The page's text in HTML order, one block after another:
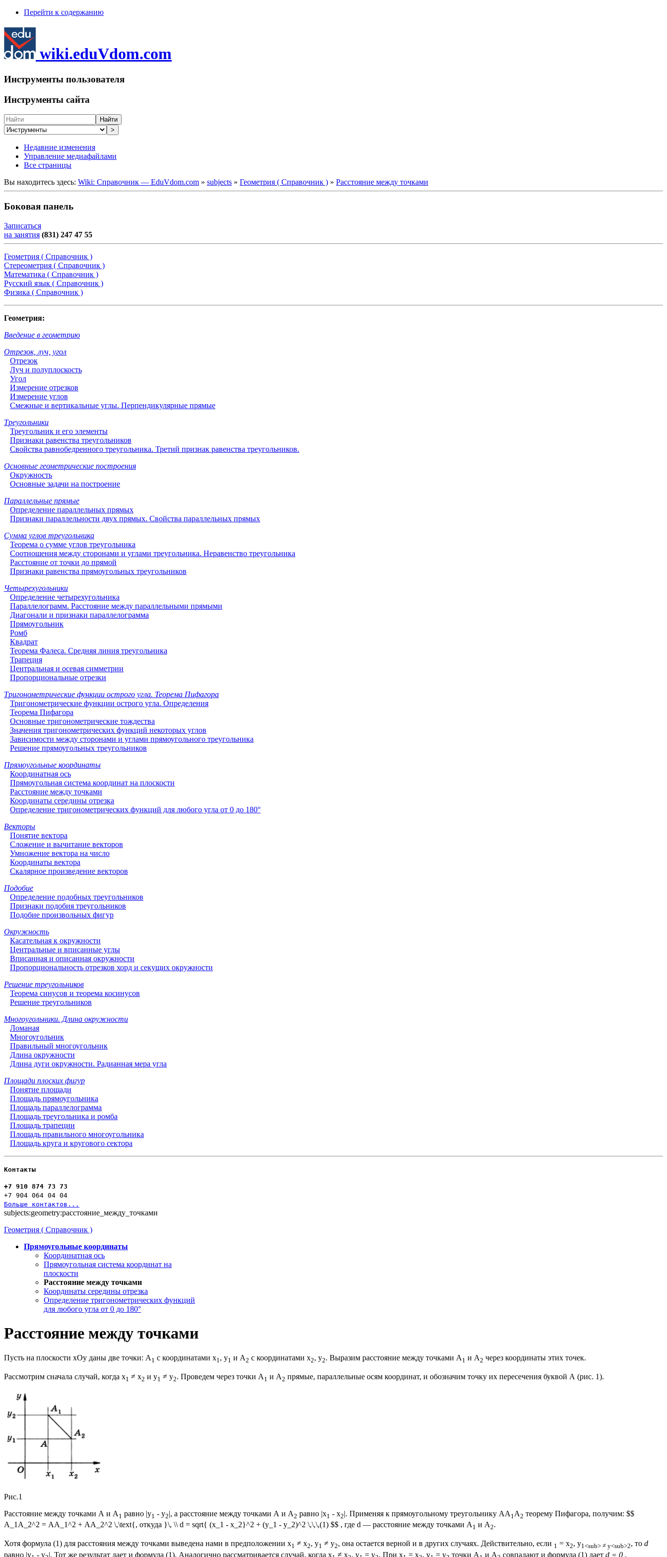
Перейти к содержанию
wiki.eduVdom.com
Инструменты пользователя
Инструменты сайта
Найти
>
Недавние изменения
Управление медиафайлами
Все страницы
Вы находитесь здесь: Wiki: Справочник — EduVdom.com » subjects » Геометрия ( Справочник ) » Расстояние между точками
Боковая панель
Записаться
на занятия (831) 247 47 55
Геометрия ( Справочник )
Стереометрия ( Справочник )
Математика ( Справочник )
Русский язык ( Справочник )
Физика ( Справочник )
Геометрия:
Введение в геометрию
Отрезок, луч, угол
Отрезок
Луч и полуплоскость
Угол
Измерение отрезков
Измерение углов
Смежные и вертикальные углы. Перпендикулярные прямые
Треугольники
Треугольник и его элементы
Признаки равенства треугольников
Свойства равнобедренного треугольника. Третий признак равенства треугольников.
Основные геометрические построения
Окружность
Основные задачи на построение
Параллельные прямые
Определение параллельных прямых
Признаки параллельности двух прямых. Свойства параллельных прямых
Сумма углов треугольника
Теорема о сумме углов треугольника
Соотношения между сторонами и углами треугольника. Неравенство треугольника
Расстояние от точки до прямой
Признаки равенства прямоугольных треугольников
Четырехугольники
Определение четырехугольника
Параллелограмм. Расстояние между параллельными прямыми
Диагонали и признаки параллелограмма
Прямоугольник
Ромб
Квадрат
Теорема Фалеса. Средняя линия треугольника
Трапеция
Центральная и осевая симметрии
Пропорциональные отрезки
Тригонометрические функции острого угла. Теорема Пифагора
Тригонометрические функции острого угла. Определения
Теорема Пифагора
Основные тригонометрические тождества
Значения тригонометрических функций некоторых углов
Зависимости между сторонами и углами прямоугольного треугольника
Решение прямоугольных треугольников
Прямоугольные координаты
Координатная ось
Прямоугольная система координат на плоскости
Расстояние между точками
Координаты середины отрезка
Определение тригонометрических функций для любого угла от 0 до 180°
Векторы
Понятие вектора
Сложение и вычитание векторов
Умножение вектора на число
Координаты вектора
Скалярное произведение векторов
Подобие
Определение подобных треугольников
Признаки подобия треугольников
Подобие произвольных фигур
Окружность
Касательная к окружности
Центральные и вписанные углы
Вписанная и описанная окружности
Пропорциональность отрезков хорд и секущих окружности
Решение треугольников
Теорема синусов и теорема косинусов
Решение треугольников
Многоугольники. Длина окружности
Ломаная
Многоугольник
Правильный многоугольник
Длина окружности
Длина дуги окружности. Радианная мера угла
Площади плоских фигур
Понятие площади
Площадь прямоугольника
Площадь параллелограмма
Площадь треугольника и ромба
Площадь трапеции
Площадь правильного многоугольника
Площадь круга и кругового сектора
Контакты
+7 910 874 73 73
+7 904 064 04 04
Больше контактов...
subjects:geometry:расстояние_между_точками
Геометрия ( Справочник )
Прямоугольные координаты
Координатная ось
Прямоугольная система координат на
плоскости
Расстояние между точками
Координаты середины отрезка
Определение тригонометрических функций
для любого угла от 0 до 180°
Расстояние между точками
Пусть на плоскости хОу даны две точки: А 1 с координатами х1 , у1 и А2 с координатами х2, у2. Выразим расстояние между точками А 1 и А2 через координаты этих точек.
Рассмотрим сначала случай, когда х1 ≠ х2 и у1 ≠ у2. Проведем через точки А 1 и А2 прямые, параллельные осям координат, и обозначим точку их пересечения буквой А (рис. 1).
Рис.1
Расстояние между точками А и А 1 равно |y1 - у2|, а расстояние между точками А и А2 равно |х1 - х2|. Применяя к прямоугольному треугольнику АА 1А2 теорему Пифагора, получим: $$
А_1А_2^2 = АА_1^2 + АА_2^2 \,\text{, откуда }\, \\ d = sqrt{ (x_1 - x_2}^2 + (y_1 - y_2)^2 \,\,\,(1) $$ , где d — расстояние между точками А 1 и А2.
Хотя формула (1) для расстояния между точками выведена нами в предположении х1 ≠ х2, y1 ≠ y2, она остается верной и в других случаях. Действительно, если 1 = х2, у1<sub> ≠ у<sub>2, то d
равно |у
- y |. Тот же результат дает и формула (1). Аналогично рассматривается случай, когда x ≠ x , y = y . При x = x , y = y точки А и А совпадают и формула (1) дает d = 0 .